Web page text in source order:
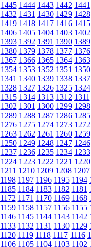
1445 1444 1443 1442 1441
1432 1431 1430 1429 1428
1419 1418 1417 1416 1415
1406 1405 1404 1403 1402
1393 1392 1391 1390 1389
1380 1379 1378 1377 1376
1367 1366 1365 1364 1363
1354 1353 1352 1351 1350
1341 1340 1339 1338 1337
1328 1327 1326 1325 1324
1315 1314 1313 1312 1311
1302 1301 1300 1299 1298
1289 1288 1287 1286 1285
1276 1275 1274 1273 1272
1263 1262 1261 1260 1259
1250 1249 1248 1247 1246
1237 1236 1235 1234 1233
1224 1223 1222 1221 1220
1211 1210 1209 1208 1207
1198 1197 1196 1195 1194
1185 1184 1183 1182 1181
1172 1171 1170 1169 1168
1159 1158 1157 1156 1155
1146 1145 1144 1143 1142
1133 1132 1131 1130 1129
1120 1119 1118 1117 1116
1106 1105 1104 1103 1102